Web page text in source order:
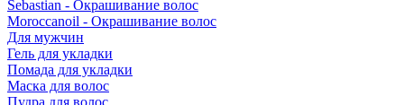
Sebastian - Окрашивание волос
Moroccanoil - Окрашивание волос
Для мужчин
Гель для укладки
Помада для укладки
Маска для волос
Пудра для волос